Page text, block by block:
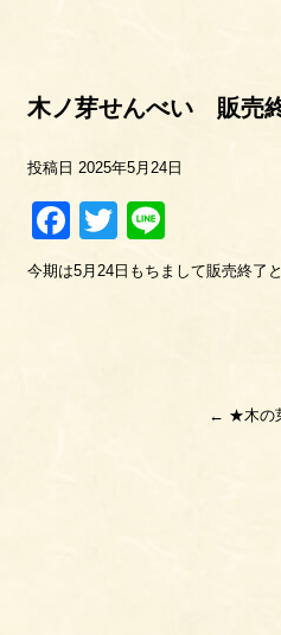
木ノ芽せんべい 販売
投稿日 2025年5月24日
Facebook
Twitter
今期は5月24日もちまして販売終了
← ★木の